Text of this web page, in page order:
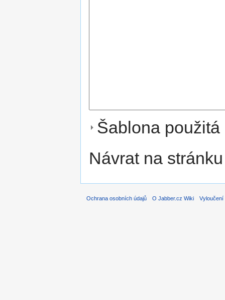
Šablona
Návrat na stránku
Ochrana osobních údajů O Jabber.cz Wiki Vyloučení